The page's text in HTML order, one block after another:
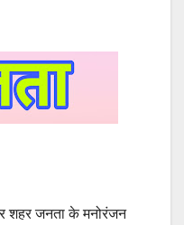
शहर जनता के मनोरंजन